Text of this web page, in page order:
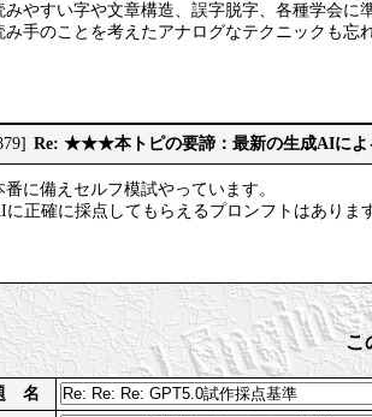
みやすい字や文章構造、誤字脱字、各種学会に
み手のことを考えたアナログなテクニックも忘
Re: ★★★本トピの要諦：最新の生成AIによ
番に備えセルフ模試やっています。
に正確に採点してもらえるプロンフトはありま
こ
名